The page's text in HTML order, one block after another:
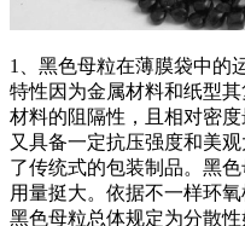
1、黑色母粒在薄膜袋中的
特性因为金属材料和纸型
材料的阻隔性，且相对密
又具备一定抗压强度和美
了传统式的包装制品。黑
用量挺大。依据不一样环
黑色母粒总体规定为分散